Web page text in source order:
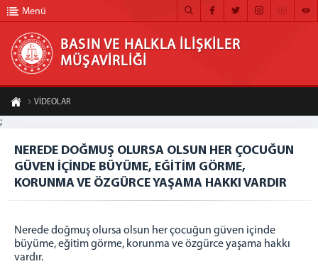
BASIN VE HALKLA İLİŞKİLER MÜŞAVİRLİĞİ
ANA SAYFA
MÜŞAVİRLİĞİMİZ
HABER ARŞİVİ
FOTOĞRAF ARŞİVİ
GÖRÜNTÜLÜ HABER
BÜLTEN
Menü
BASIN VE HALKLA İLİŞKİLER
MÜŞAVİRLİĞİ
VİDEOLAR
GÖRME, KORUNMA VE ÖZGÜRCE YAŞAMA HAKKI VARDIR
Paylaş
;
NEREDE DOĞMUŞ OLURSA OLSUN HER ÇOCUĞUN
GÜVEN İÇİNDE BÜYÜME, EĞİTİM GÖRME,
KORUNMA VE ÖZGÜRCE YAŞAMA HAKKI VARDIR
Nerede doğmuş olursa olsun her çocuğun güven içinde
büyüme, eğitim görme, korunma ve özgürce yaşama hakkı
vardır.